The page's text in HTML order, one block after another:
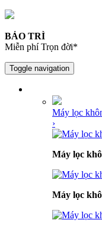
BẢO TRÌ
Miễn phí Trọn đời*
Toggle navigation
Máy lọc
›
Máy lọc
Máy lọc